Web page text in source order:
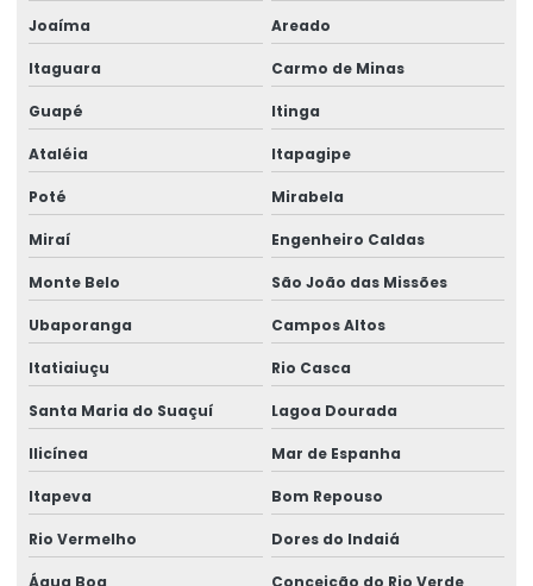
Venda de talha elétrica
Venda de talha elétrica de grau alimentício
Venda de talha elétrica para usina hidrelétrica
Joaíma Areado
Itaguara Carmo de Minas
Guapé Itinga
Ataléia Itapagipe
Poté Mirabela
Miraí Engenheiro Caldas
Monte Belo São João das Missões
Ubaporanga Campos Altos
Itatiaiuçu Rio Casca
Santa Maria do Suaçuí Lagoa Dourada
Ilicínea Mar de Espanha
Itapeva Bom Repouso
Rio Vermelho Dores do Indaiá
Água Boa Conceição do Rio Verde